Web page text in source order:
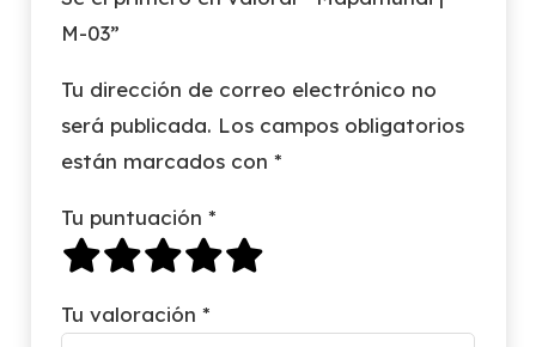
M-03”
Tu dirección de correo electrónico no
será publicada. Los campos obligatorios
están marcados con *
Tu puntuación *
Tu valoración *